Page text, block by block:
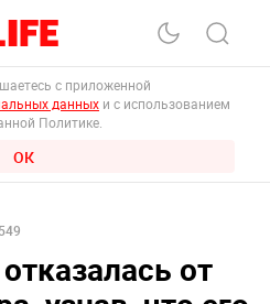
с приложенной
данных и с использованием
Политике.
ОК
от